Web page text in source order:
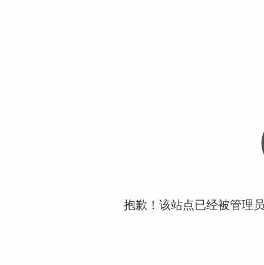
抱歉！该站点已经被管理